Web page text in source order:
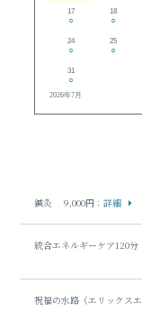
17
○
18
○
24
○
25
○
31
○
2026年7月
鍼灸 9,000円 ：詳細
統合エネルギーケア120
祝福の水路（エリック